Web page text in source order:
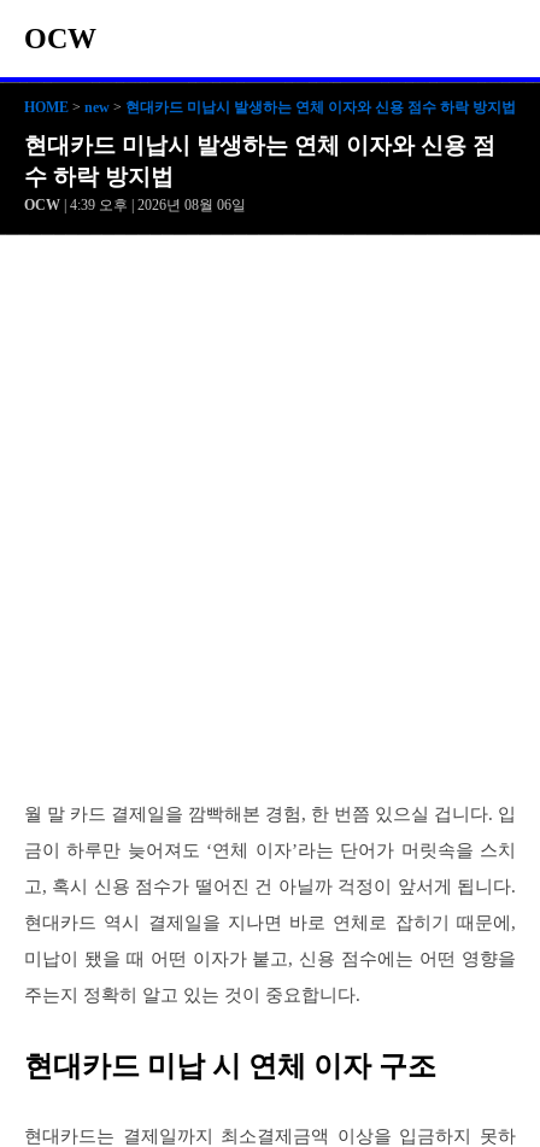
OCW
HOME > new > 현대카드 미납시 발생하는 연체 이자와 신용 점수 하락 방지법
현대카드 미납시 발생하는 연체 이자와 신용 점
수 하락 방지법
OCW | 4:39 오후 | 2026년 08월 06일
월 말 카드 결제일을 깜빡해본 경험, 한 번쯤 있으실 겁니다. 입
금이 하루만 늦어져도 ‘연체 이자’라는 단어가 머릿속을 스치
고, 혹시 신용 점수가 떨어진 건 아닐까 걱정이 앞서게 됩니다.
현대카드 역시 결제일을 지나면 바로 연체로 잡히기 때문에,
미납이 됐을 때 어떤 이자가 붙고, 신용 점수에는 어떤 영향을
주는지 정확히 알고 있는 것이 중요합니다.
현대카드 미납 시 연체 이자 구조
현대카드는 결제일까지 최소결제금액 이상을 입금하지 못하